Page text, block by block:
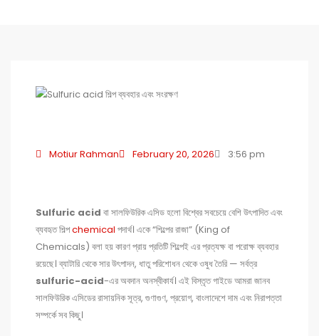
Motiur Rahman February 20, 2026 3:56 pm
Sulfuric acid বা সালফিউরিক এসিড হলো বিশ্বের সবচেয়ে বেশি উৎপাদিত এবং
ব্যবহৃত শিল্পchemical পদার্থ। একে “শিল্পের রাজা” (King of
Chemicals) বলা হয় কারণ প্রায় প্রতিটি শিল্পেই এর প্রত্যক্ষ বা পরোক্ষ ব্যবহার
রয়েছে। ব্যাটারি থেকে সার উৎপাদন, ধাতু পরিশোধন থেকে ওষুধ তৈরি — সর্বত্র
sulfuric-acid-এর অবদান অনস্বীকার্য। এই বিস্তৃত গাইডে আমরা জানব
সালফিউরিক এসিডের রাসায়নিক সূত্র, গুণাগুণ, প্রয়োগ, বাংলাদেশে দাম এবং নিরাপত্তা
সম্পর্কে সব কিছু।